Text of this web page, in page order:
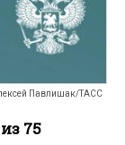
Павлишак/ТАСС
75